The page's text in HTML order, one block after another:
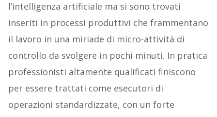
l’intelligenza artificiale ma si sono trovati
inseriti in processi produttivi che frammentano
il lavoro in una miriade di micro-attività di
controllo da svolgere in pochi minuti. In pratica
professionisti altamente qualificati finiscono
per essere trattati come esecutori di
operazioni standardizzate, con un forte